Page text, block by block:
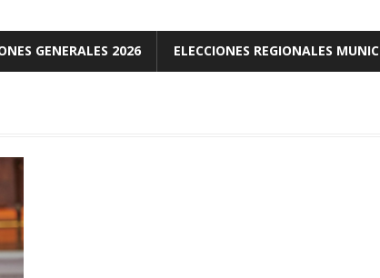
GENERALES 2026 ELECCIONES REGIONALES